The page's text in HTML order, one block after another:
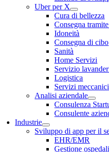
Uber per X
Cura di bellezza
Consegna
Idoneità
Consegna di cibo
Sanità
Home Servizi
Servizio
Logistica
Servizi meccanici
Analisi aziendale
Consulenza
Consulente
Industrie
Sviluppo di app per il
EHR/EMR
Gestione